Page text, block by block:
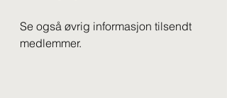
Se også øvrig informasjon tilsendt
medlemmer.